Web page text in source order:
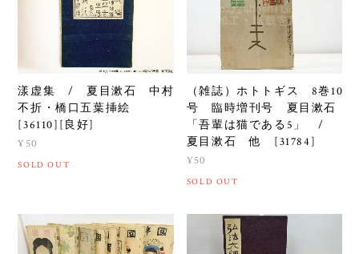
漾虚集 / 夏目漱石 中村
不折・橋口五葉挿絵
[36110][良好]
¥50
SOLD OUT
（雑誌）ホトトギス 8巻10
号 臨時増刊号 夏目漱石
「吾輩は猫である5」 /
夏目漱石 他 [31784]
¥50
SOLD OUT